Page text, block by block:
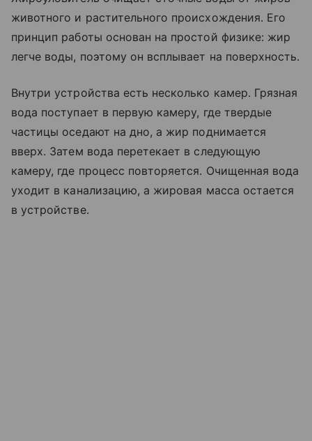
животного и растительного происхождения. Его
принцип работы основан на простой физике: жир
легче воды, поэтому он всплывает на поверхность.
Внутри устройства есть несколько камер. Грязная
вода поступает в первую камеру, где твердые
частицы оседают на дно, а жир поднимается
вверх. Затем вода перетекает в следующую
камеру, где процесс повторяется. Очищенная вода
уходит в канализацию, а жировая масса остается
в устройстве.